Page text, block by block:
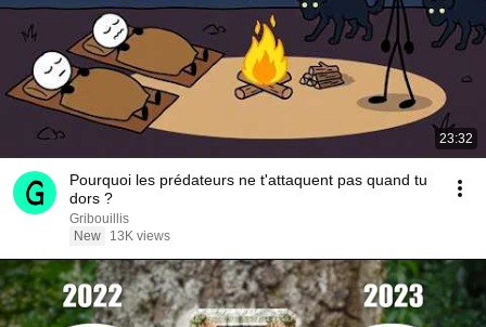
23:32
Pourquoi les prédateurs ne t'attaquent pas quand tu
dors ?
Gribouillis
New
13K views